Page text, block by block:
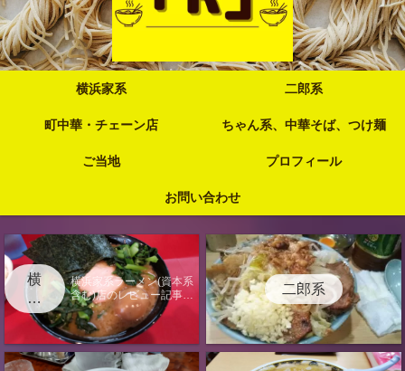
横浜家系 二郎系
町中華・チェーン店 ちゃん系、中華そば、つけ麺
ご当地 プロフィール
お問い合わせ
横
浜
家
横浜家系ラーメン(資本系
含む)店のレビュー記事に
なります。
二郎系